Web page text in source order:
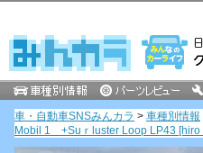
車・自動車SNSみんカラ > 車種別情報
Mobil 1 +Suｒluster Loop LP43